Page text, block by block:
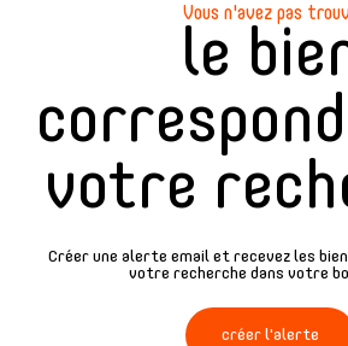
Vous n'avez pas
le
votre
Créer une alerte email et recevez les
votre recherche dans votre
créer l'alerte